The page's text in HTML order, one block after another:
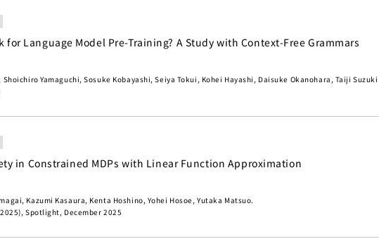
Language Model Pre-Training? A Study with Context-Free Grammars
Yamaguchi, Sosuke Kobayashi, Seiya Tokui, Kohei Hayashi, Daisuke Okanohara, Taiji Suzuki
in Constrained MDPs with Linear Function Approximation
Kazumi Kasaura, Kenta Hoshino, Yohei Hosoe, Yutaka Matsuo.
Spotlight, December 2025